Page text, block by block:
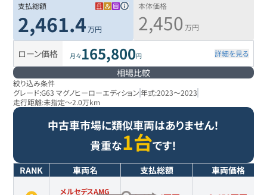
支払総額
2,461.4 万円
本体価格
2,450 万円
ローン価格 月々165,800円 詳細を見る
相場比較
絞り込み条件
グレード:G63 マグノヒーローエディション 年式:2023～2023
走行距離:未指定～2.0万km
中古車市場に類似車両はありません！
貴重な1台です！
RANK 車両名 支払総額 車両価格
メルセデスAMG